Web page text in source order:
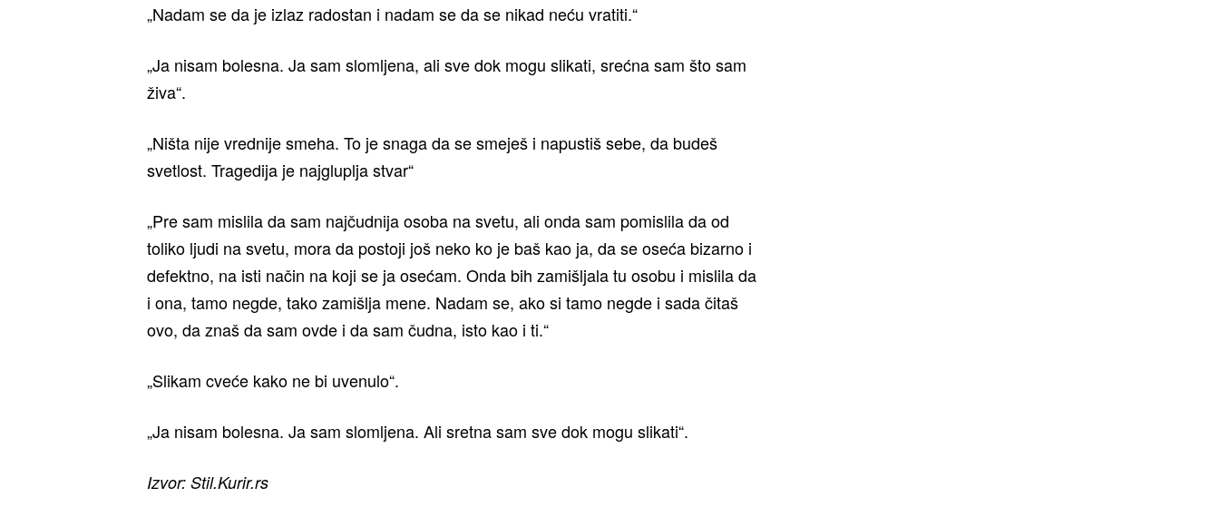
„Nadam se da je izlaz radostan i nadam se da se nikad neću vratiti.“
„Ja nisam bolesna. Ja sam slomljena, ali sve dok mogu slikati, srećna sam što sam
živa“.
„Ništa nije vrednije smeha. To je snaga da se smeješ i napustiš sebe, da budeš
svetlost. Tragedija je najgluplja stvar“
„Pre sam mislila da sam najčudnija osoba na svetu, ali onda sam pomislila da od
toliko ljudi na svetu, mora da postoji još neko ko je baš kao ja, da se oseća bizarno i
defektno, na isti način na koji se ja osećam. Onda bih zamišljala tu osobu i mislila da
i ona, tamo negde, tako zamišlja mene. Nadam se, ako si tamo negde i sada čitaš
ovo, da znaš da sam ovde i da sam čudna, isto kao i ti.“
„Slikam cveće kako ne bi uvenulo“.
„Ja nisam bolesna. Ja sam slomljena. Ali sretna sam sve dok mogu slikati“.
Izvor: Stil.Kurir.rs